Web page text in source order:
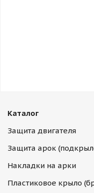
Каталог
Защита двигателя
Защита арок
Накладки на арки
Пластиковое крыло